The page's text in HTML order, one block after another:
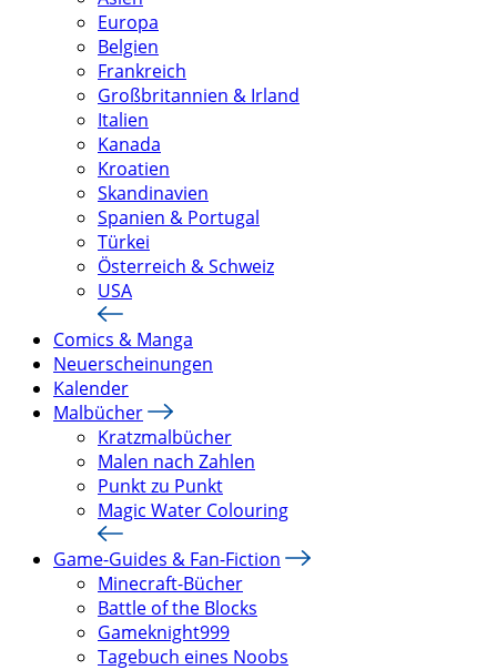
Europa
Belgien
Frankreich
Großbritannien & Irland
Italien
Kanada
Kroatien
Skandinavien
Spanien & Portugal
Türkei
Österreich & Schweiz
USA
Comics & Manga
Neuerscheinungen
Kalender
Malbücher
Kratzmalbücher
Malen nach Zahlen
Punkt zu Punkt
Magic Water Colouring
Game-Guides & Fan-Fiction
Minecraft-Bücher
Battle of the Blocks
Gameknight999
Tagebuch eines Noobs